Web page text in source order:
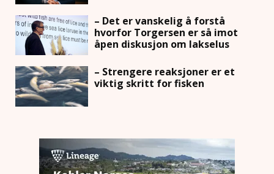
– Det er vanskelig å forstå
hvorfor Torgersen er så imot
åpen diskusjon om lakselus
– Strengere reaksjoner er et
viktig skritt for fisken